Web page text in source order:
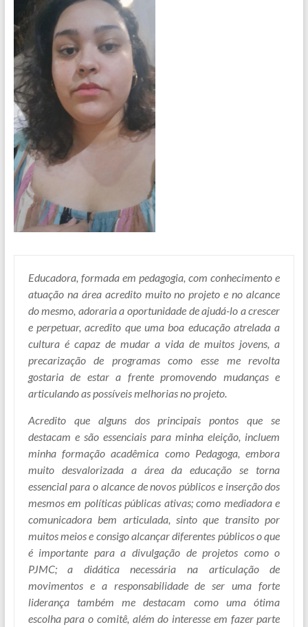
Educadora, formada em pedagogia, com conhecimento e
atuação na área acredito muito no projeto e no alcance
do mesmo, adoraria a oportunidade de ajudá-lo a crescer
e perpetuar, acredito que uma boa educação atrelada a
cultura é capaz de mudar a vida de muitos jovens, a
precarização de programas como esse me revolta
gostaria de estar a frente promovendo mudanças e
articulando as possíveis melhorias no projeto.
Acredito que alguns dos principais pontos que se
destacam e são essenciais para minha eleição, incluem
minha formação acadêmica como Pedagoga, embora
muito desvalorizada a área da educação se torna
essencial para o alcance de novos públicos e inserção dos
mesmos em políticas públicas ativas; como mediadora e
comunicadora bem articulada, sinto que transito por
muitos meios e consigo alcançar diferentes públicos o que
é importante para a divulgação de projetos como o
PJMC; a didática necessária na articulação de
movimentos e a responsabilidade de ser uma forte
liderança também me destacam como uma ótima
escolha para o comitê, além do interesse em fazer parte